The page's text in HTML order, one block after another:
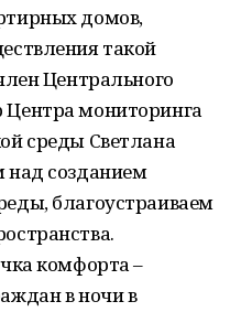
домов,
такой
Центрального
мониторинга
среды Светлана
созданием
благоустраиваем
комфорта –
в ночи в